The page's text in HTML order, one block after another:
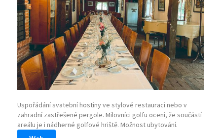
Uspořádání svatební hostiny ve stylové restauraci nebo v
zahradní zastřešené pergole. Milovníci golfu ocení, že součástí
areálu je i nádherné golfové hriště. Možnost ubytování.